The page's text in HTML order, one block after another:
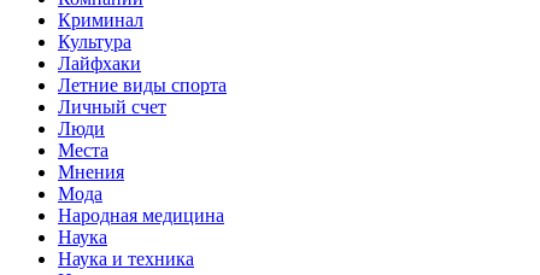
Криминал
Культура
Лайфхаки
Летние виды спорта
Личный счет
Люди
Места
Мнения
Мода
Народная медицина
Наука
Наука и техника